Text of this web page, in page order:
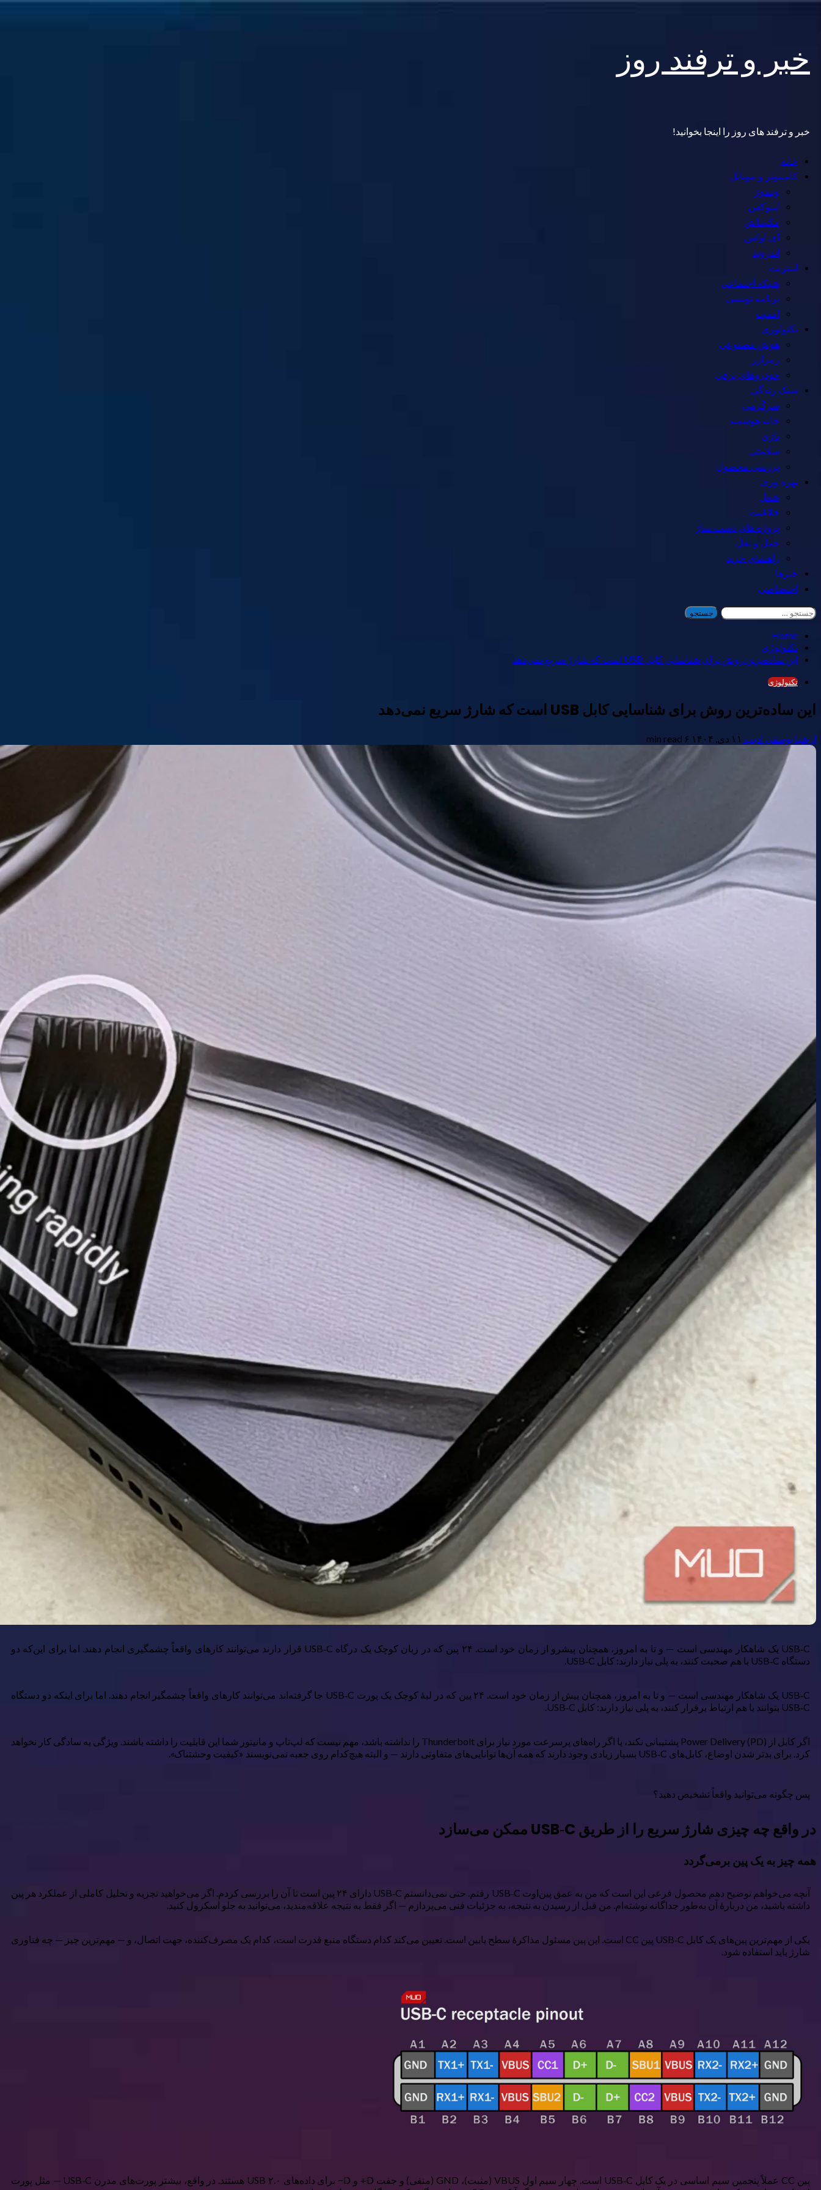
content
خبر و ترفند روز
خبر و ترفند های روز را اینجا بخوانید!
Primary
Menu
خانه
کامپیوتر و موبایل
ویندوز
لینوکس
مکینتاش
آی اواس
اندروید
اینترنت
شبکه اجتماعی
برنامه نویسی
امنیت
تکنولوژی
هوش مصنوعی
رمزارز
خودروهای برقی
سبک زندگی
سرگرمی
خانه هوشمند
بازی
سلامتی
بررسی محصول
بهره وری
شغل
خلاقیت
پروژه های دست ساز
حمل و نقل
راهنمای خرید
خبرها
اختصاصی
جستجو
برای:
Home
تکنولوژی
این ساده‌ترین روش برای شناسایی کابل USB است که شارژ سریع نمی‌دهد
تکنولوژی
این ساده‌ترین روش برای شناسایی کابل USB است که شارژ سریع نمی‌دهد
ارشیا یوسفی ادیب ۱۱ دی, ۱۴۰۴ ۶ min read
USB‑C یک شاهکار مهندسی است — و تا به امروز، همچنان پیشرو از زمان خود است. ۲۴ پین که در زبان کوچک یک درگاه USB‑C قرار دارند می‌توانند کارهای واقعاً چشمگیری انجام دهند. اما برای این‌که دو
دستگاه USB‑C با هم صحبت کنند، به پلی نیاز دارند: کابل USB‑C.
USB‑C یک شاهکار مهندسی است — و تا به امروز، همچنان پیش از زمان خود است. ۲۴ پین که در لبهٔ کوچک یک پورت USB‑C جا گرفته‌اند می‌توانند کارهای واقعاً چشمگیر انجام دهند. اما برای اینکه دو دستگاه
USB‑C بتوانند با هم ارتباط برقرار کنند، به پلی نیاز دارند: کابل USB‑C.
اگر کابل از Power Delivery (PD) پشتیبانی نکند، یا اگر راه‌های پرسرعت مورد نیاز برای Thunderbolt را نداشته باشد، مهم نیست که لپ‌تاپ و مانیتور شما این قابلیت را داشته باشند. ویژگی به سادگی کار نخواهد
کرد. برای بدتر شدن اوضاع، کابل‌های USB‑C بسیار زیادی وجود دارند که همه آن‌ها توانایی‌های متفاوتی دارند — و البته هیچ‌کدام روی جعبه نمی‌نویسند «کیفیت وحشتناک».
پس چگونه می‌توانید واقعاً تشخیص دهید؟
در واقع چه چیزی شارژ سریع را از طریق USB‑C ممکن می‌سازد
همه چیز به یک پین برمی‌گردد
آنچه می‌خواهم توضیح دهم محصول فرعی این است که من به عمق پین‌اوت USB‑C رفتم. حتی نمی‌دانستم USB‑C دارای ۲۴ پین است تا آن را بررسی کردم. اگر می‌خواهید تجزیه و تحلیل کاملی از عملکرد هر پین
داشته باشید، من دربارهٔ آن به‌طور جداگانه نوشته‌ام. من قبل از رسیدن به نتیجه، به جزئیات فنی می‌پردازم — اگر فقط به نتیجه علاقه‌مندید، می‌توانید به جلو اسکرول کنید.
یکی از مهم‌ترین پین‌های یک کابل USB‑C پین CC است. این پین مسئول مذاکرهٔ سطح پایین است. تعیین می‌کند کدام دستگاه منبع قدرت است، کدام یک مصرف‌کننده، جهت اتصال، و — مهم‌ترین چیز — چه فناوری
شارژ باید استفاده شود.
پین CC عملاً پنجمین سیم اساسی در یک کابل USB‑C است. چهار سیم اول VBUS (مثبت)، GND (منفی) و جفت D+ و D− برای داده‌های USB ۲.۰ هستند. در واقع، بیشتر پورت‌های مدرن USB‑C — مثل پورت